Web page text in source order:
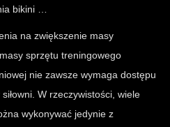
bikini …
na zwiększenie masy
sprzętu treningowego
nie zawsze wymaga dostępu
W rzeczywistości, wiele
wykonywać jedynie z